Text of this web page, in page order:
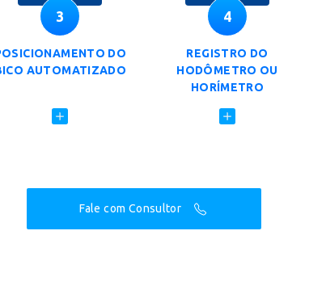
3
DO
AUTOMATIZADO
4
REGISTRO DO
HODÔMETRO OU
HORÍMETRO
Fale com Consultor